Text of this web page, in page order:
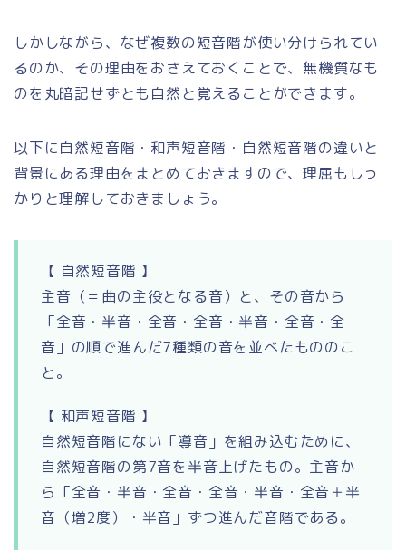
しかしながら、なぜ複数の短音階が使い分けられてい
るのか、その理由をおさえておくことで、無機質なも
のを丸暗記せずとも自然と覚えることができます。
以下に自然短音階・和声短音階・自然短音階の違いと
背景にある理由をまとめておきますので、理屈もしっ
かりと理解しておきましょう。
【 自然短音階 】
主音（＝曲の主役となる音）と、その音から
「全音・半音・全音・全音・半音・全音・全
音」の順で進んだ7種類の音を並べたもののこ
と。
【 和声短音階 】
自然短音階にない「導音」を組み込むために、
自然短音階の第7音を半音上げたもの。主音か
ら「全音・半音・全音・全音・半音・全音＋半
音（増2度）・半音」ずつ進んだ音階である。